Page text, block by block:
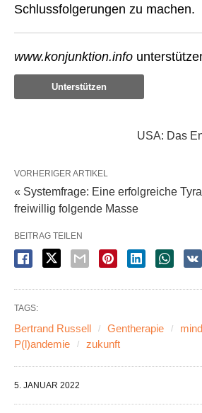
Schlussfolgerungen zu machen.
www.konjunktion.info
Unterstützen
USA: Das
VORHERIGER ARTIKEL
« Systemfrage: Eine erfolgreiche
freiwillig folgende Masse
BEITRAG TEILEN
TAGS:
Bertrand Russell Gentherapie
P(l)andemie
zukunft
5. JANUAR 2022